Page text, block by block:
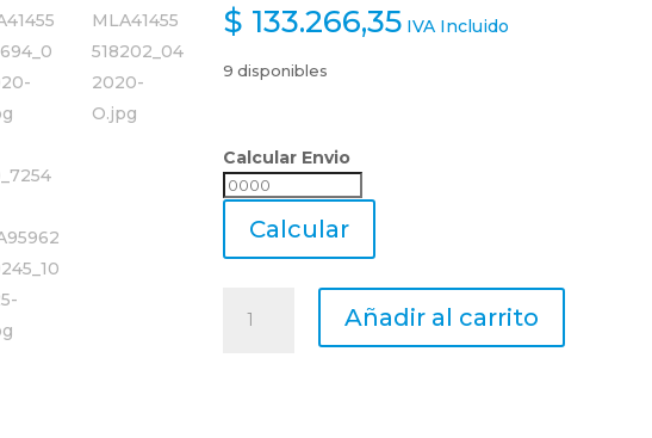
$ 133.266,35 IVA Incluido
9 disponibles
Calcular Envio
Calcular
Calcular
Añadir al carrito